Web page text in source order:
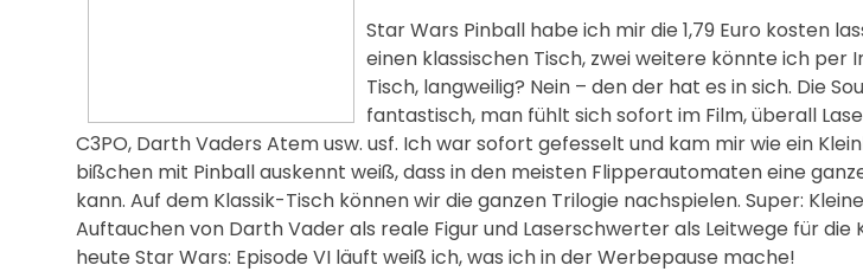
Star Wars Pinball habe ich mir die 1,79 Euro kosten
einen klassischen Tisch, zwei weitere könnte ich per
Tisch, langweilig? Nein – den der hat es in sich. Die
fantastisch, man fühlt sich sofort im Film, überall
C3PO, Darth Vaders Atem usw. usf. Ich war sofort gefesselt und kam mir wie ein
bißchen mit Pinball auskennt weiß, dass in den meisten Flipperautomaten eine
kann. Auf dem Klassik-Tisch können wir die ganzen Trilogie nachspielen. Super:
Auftauchen von Darth Vader als reale Figur und Laserschwerter als Leitwege für die
heute Star Wars: Episode VI läuft weiß ich, was ich in der Werbepause mache!